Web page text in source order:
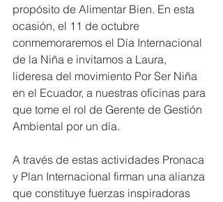
propósito de Alimentar Bien. En esta
ocasión, el 11 de octubre
conmemoraremos el Día Internacional
de la Niña e invitamos a Laura,
lideresa del movimiento Por Ser Niña
en el Ecuador, a nuestras oficinas para
que tome el rol de Gerente de Gestión
Ambiental por un día.
A través de estas actividades Pronaca
y Plan Internacional firman una alianza
que constituye fuerzas inspiradoras